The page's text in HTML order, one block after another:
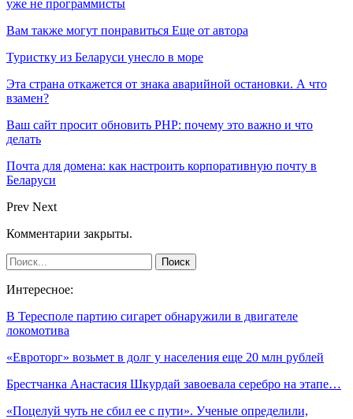
уже не программисты
Вам также могут понравиться Еще от автора
Туристку из Беларуси унесло в море
Эта страна откажется от знака аварийной остановки. А что
взамен?
Ваш сайт просит обновить PHP: почему это важно и что
делать
Почта для домена: как настроить корпоративную почту в
Беларуси
Prev Next
Комментарии закрыты.
Интересное:
В Тересполе партию сигарет обнаружили в двигателе
локомотива
«Евроторг» возьмет в долг у населения еще 20 млн рублей
Брестчанка Анастасия Шкурдай завоевала серебро на этапе…
«Поцелуй чуть не сбил ее с пути». Ученые определили,